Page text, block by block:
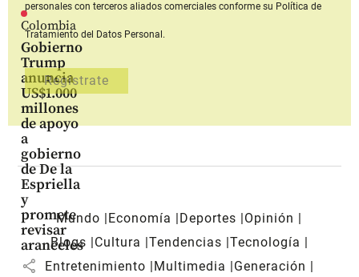
Colombia
Gobierno
Trump
anuncia
US$1.000
millones
de apoyo
a
gobierno
de De la
Espriella
y
promete
revisar
aranceles
share
personales con terceros aliados comerciales conforme su Política de
Tratamiento del Datos Personal.
Mundo Economía Deportes
Opinión
Blogs
Cultura Tendencias Tecnología
Entretenimiento
Multimedia
Generación